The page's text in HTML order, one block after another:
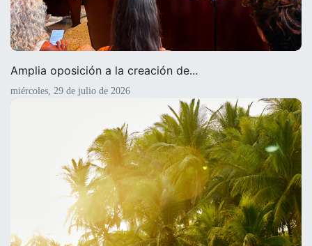
Amplia oposición a la creación de...
miércoles, 29 de julio de 2026